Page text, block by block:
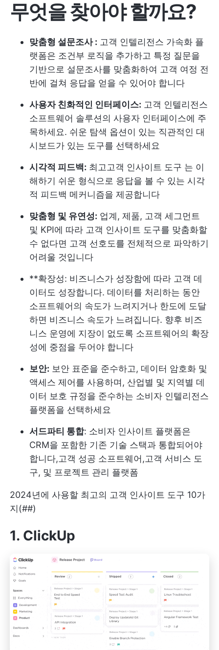
무엇을 찾아야 할까요?
맞춤형 설문조사 : 고객 인텔리전스 가속화 플
랫폼은 조건부 로직을 추가하고 특정 질문을
기반으로 설문조사를 맞춤화하여 고객 여정 전
반에 걸쳐 응답을 얻을 수 있어야 합니다
사용자 친화적인 인터페이스: 고객 인텔리전스
소프트웨어 솔루션의 사용자 인터페이스에 주
목하세요. 쉬운 탐색 옵션이 있는 직관적인 대
시보드가 있는 도구를 선택하세요
시각적 피드백: 최고 고객 인사이트 도구 는 이
해하기 쉬운 형식으로 응답을 볼 수 있는 시각
적 피드백 메커니즘을 제공합니다
맞춤형 및 유연성: 업계, 제품, 고객 세그먼트
및 KPI에 따라 고객 인사이트 도구를 맞춤화할
수 없다면 고객 선호도를 전체적으로 파악하기
어려울 것입니다
**확장성: 비즈니스가 성장함에 따라 고객 데
이터도 성장합니다. 데이터를 처리하는 동안
소프트웨어의 속도가 느려지거나 한도에 도달
하면 비즈니스 속도가 느려집니다. 향후 비즈
니스 운영에 지장이 없도록 소프트웨어의 확장
성에 중점을 두어야 합니다
보안: 보안 표준을 준수하고, 데이터 암호화 및
액세스 제어를 사용하며, 산업별 및 지역별 데
이터 보호 규정을 준수하는 소비자 인텔리전스
플랫폼을 선택하세요
서드파티 통합: 소비자 인사이트 플랫폼은
CRM을 포함한 기존 기술 스택과 통합되어야
합니다,고객 성공 소프트웨어 ,고객 서비스 도
구, 및 프로젝트 관리 플랫폼
2024년에 사용할 최고의 고객 인사이트 도구 10가
지(##)
1. ClickUp